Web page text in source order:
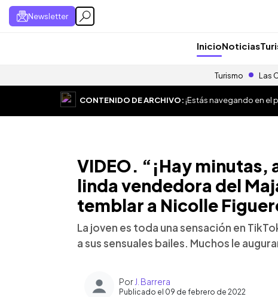
Newsletter
InicioNoticias
Turismo Las
CONTENIDO DE ARCHIVO:¡Estás navegando en el
VIDEO. “¡Hay
linda vendedora del
temblar a Nicolle
La joven es toda una sensación en
a sus sensuales bailes. Muchos le
Por J. Barrera
Publicado el 09 de febrero de 2022